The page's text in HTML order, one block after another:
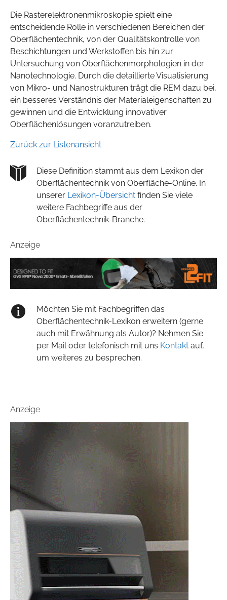
Die Rasterelektronenmikroskopie spielt eine
entscheidende Rolle in verschiedenen Bereichen der
Oberflächentechnik, von der Qualitätskontrolle von
Beschichtungen und Werkstoffen bis hin zur
Untersuchung von Oberflächenmorphologien in der
Nanotechnologie. Durch die detaillierte Visualisierung
von Mikro- und Nanostrukturen trägt die REM dazu bei,
ein besseres Verständnis der Materialeigenschaften zu
gewinnen und die Entwicklung innovativer
Oberflächenlösungen voranzutreiben.
Zurück zur Listenansicht
Diese Definition stammt aus dem Lexikon der
Oberflächentechnik von Oberfläche-Online. In
unserer Lexikon-Übersicht finden Sie viele
weitere Fachbegriffe aus der
Oberflächentechnik-Branche.
Anzeige
Möchten Sie mit Fachbegriffen das
Oberflächentechnik-Lexikon erweitern (gerne
auch mit Erwähnung als Autor)? Nehmen Sie
per Mail oder telefonisch mit uns Kontakt auf,
um weiteres zu besprechen.
Anzeige